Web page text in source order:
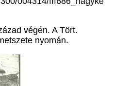
végén. A Tört.
nyomán.